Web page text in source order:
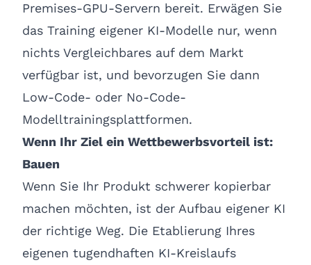
Premises-GPU-Servern bereit. Erwägen Sie
das Training eigener KI-Modelle nur, wenn
nichts Vergleichbares auf dem Markt
verfügbar ist, und bevorzugen Sie dann
Low-Code- oder No-Code-
Modelltrainingsplattformen.
Wenn Ihr Ziel ein Wettbewerbsvorteil ist:
Bauen
Wenn Sie Ihr Produkt schwerer kopierbar
machen möchten, ist der Aufbau eigener KI
der richtige Weg. Die Etablierung Ihres
eigenen tugendhaften KI-Kreislaufs